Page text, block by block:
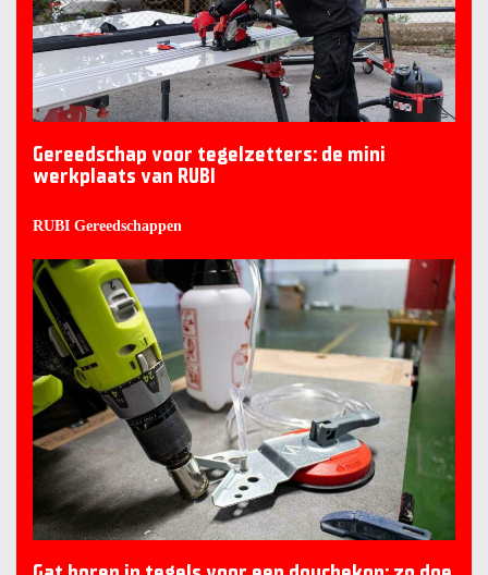
Gereedschap voor tegelzetters: de mini
werkplaats van RUBI
RUBI Gereedschappen